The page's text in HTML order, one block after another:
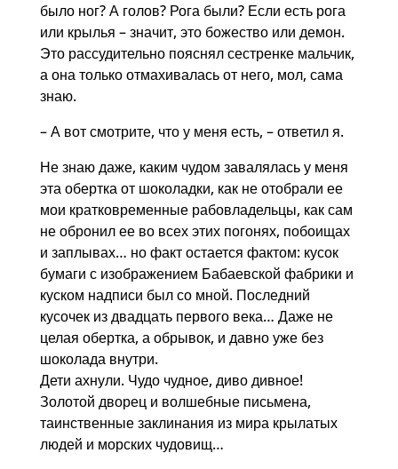
было ног? А голов? Рога были? Если есть рога
или крылья – значит, это божество или демон.
Это рассудительно пояснял сестренке мальчик,
а она только отмахивалась от него, мол, сама
знаю.
– А вот смотрите, что у меня есть, – ответил я.
Не знаю даже, каким чудом завалялась у меня
эта обертка от шоколадки, как не отобрали ее
мои кратковременные рабовладельцы, как сам
не обронил ее во всех этих погонях, побоищах
и заплывах… но факт остается фактом: кусок
бумаги с изображением Бабаевской фабрики и
куском надписи был со мной. Последний
кусочек из двадцать первого века… Даже не
целая обертка, а обрывок, и давно уже без
шоколада внутри.
Дети ахнули. Чудо чудное, диво дивное!
Золотой дворец и волшебные письмена,
таинственные заклинания из мира крылатых
людей и морских чудовищ…